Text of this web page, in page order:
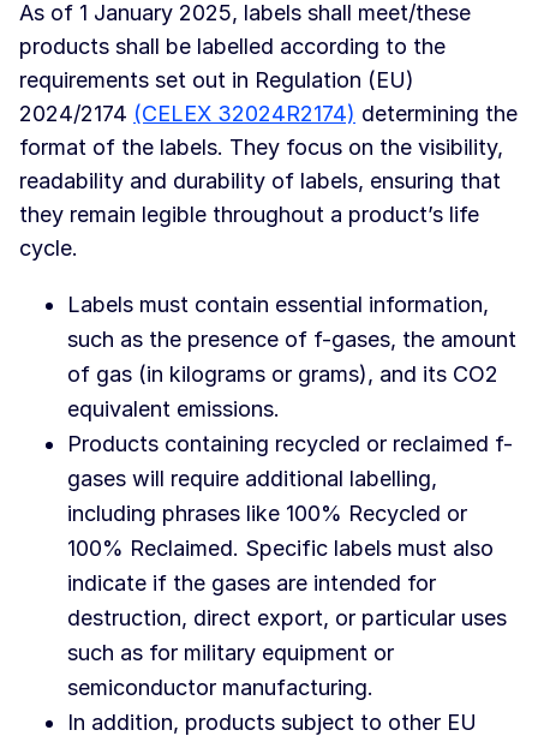
As of 1 January 2025, labels shall meet/these
products shall be labelled according to the
requirements set out in Regulation (EU)
2024/2174 (CELEX 32024R2174) determining the
format of the labels. They focus on the visibility,
readability and durability of labels, ensuring that
they remain legible throughout a product’s life
cycle.
Labels must contain essential information,
such as the presence of f-gases, the amount
of gas (in kilograms or grams), and its CO2
equivalent emissions.
Products containing recycled or reclaimed f-
gases will require additional labelling,
including phrases like 100% Recycled or
100% Reclaimed. Specific labels must also
indicate if the gases are intended for
destruction, direct export, or particular uses
such as for military equipment or
semiconductor manufacturing.
In addition, products subject to other EU